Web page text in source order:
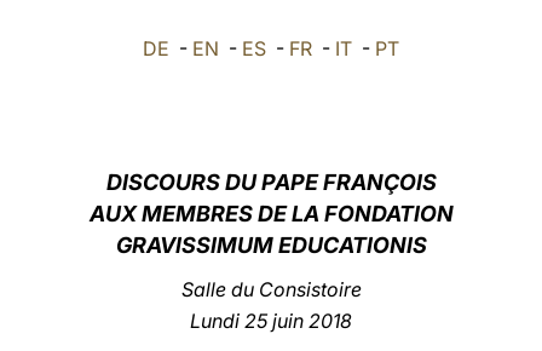
中文
LATINE
DE - EN - ES - FR - IT - PT
DISCOURS DU PAPE FRANÇOIS
AUX MEMBRES DE LA FONDATION
GRAVISSIMUM EDUCATIONIS
Salle du Consistoire
Lundi 25 juin 2018